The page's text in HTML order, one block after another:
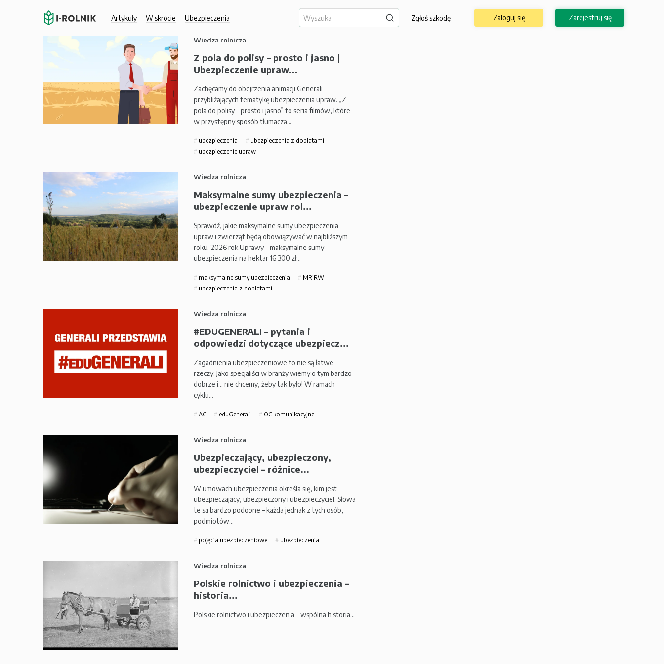
Artykuły W skrócie Ubezpieczenia Zgłoś szkodę Zaloguj się Zarejestruj się
Wiedza rolnicza
Z pola do polisy – prosto i jasno |
Ubezpieczenie upraw...
Zachęcamy do obejrzenia animacji Generali
przybliżających tematykę ubezpieczenia upraw. „Z
pola do polisy – prosto i jasno” to seria filmów, które
w przystępny sposób tłumaczą…
ubezpieczenia
ubezpieczenia z dopłatami
ubezpieczenie upraw
Wiedza rolnicza
Maksymalne sumy ubezpieczenia –
ubezpieczenie upraw rol...
Sprawdź, jakie maksymalne sumy ubezpieczenia
upraw i zwierząt będą obowiązywać w najbliższym
roku. 2026 rok Uprawy – maksymalne sumy
ubezpieczenia na hektar 16 300 zł…
maksymalne sumy ubezpieczenia
MRiRW
ubezpieczenia z dopłatami
Wiedza rolnicza
#EDUGENERALI – pytania i
odpowiedzi dotyczące ubezpiecz...
Zagadnienia ubezpieczeniowe to nie są łatwe
rzeczy. Jako specjaliści w branży wiemy o tym bardzo
dobrze i… nie chcemy, żeby tak było! W ramach
cyklu…
AC eduGenerali OC komunikacyjne
Wiedza rolnicza
Ubezpieczający, ubezpieczony,
ubezpieczyciel – różnice...
W umowach ubezpieczenia określa się, kim jest
ubezpieczający, ubezpieczony i ubezpieczyciel. Słowa
te są bardzo podobne – każda jednak z tych osób,
podmiotów…
pojęcia ubezpieczeniowe ubezpieczenia
Wiedza rolnicza
Polskie rolnictwo i ubezpieczenia –
historia...
Polskie rolnictwo i ubezpieczenia – wspólna historia…